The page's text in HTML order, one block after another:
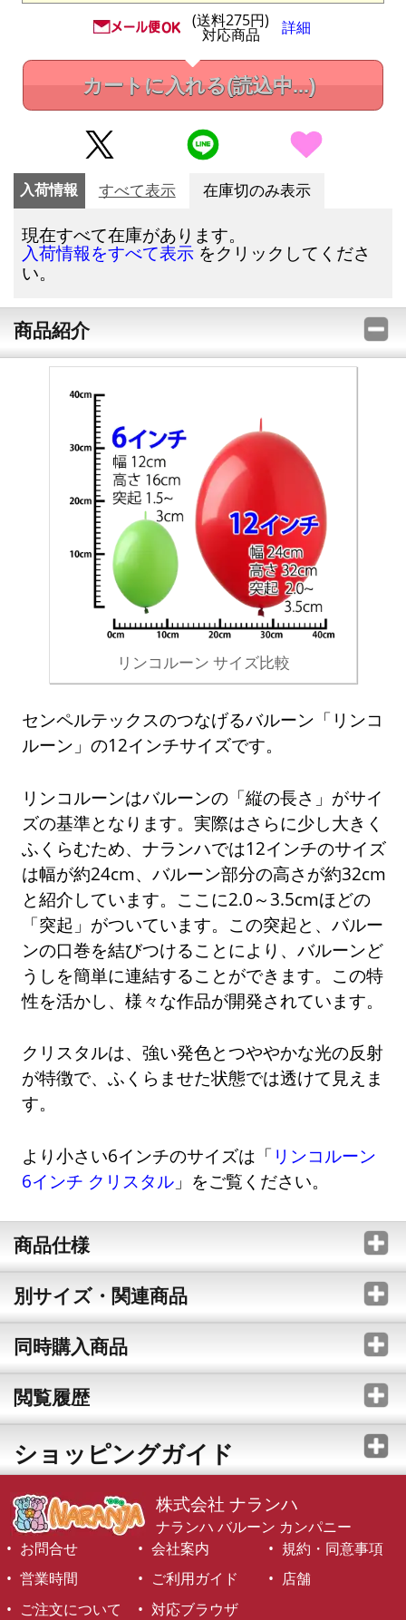
(送料275円)
対応商品 詳細
カートに入れる(読込中...)
入荷情報 すべて表示 在庫切のみ表示
現在すべて在庫があります。
入荷情報をすべて表示 をクリックしてくださ
い。
商品紹介
リンコルーン サイズ比較
センペルテックスのつなげるバルーン「リンコ
ルーン」の12インチサイズです。
リンコルーンはバルーンの「縦の長さ」がサイ
ズの基準となります。実際はさらに少し大きく
ふくらむため、ナランハでは12インチのサイズ
は幅が約24cm、バルーン部分の高さが約32cm
と紹介しています。ここに2.0～3.5cmほどの
「突起」がついています。この突起と、バルー
ンの口巻を結びつけることにより、バルーンど
うしを簡単に連結することができます。この特
性を活かし、様々な作品が開発されています。
クリスタルは、強い発色とつややかな光の反射
が特徴で、ふくらませた状態では透けて見えま
す。
より小さい6インチのサイズは「 リンコルーン
6インチ クリスタル 」をご覧ください。
商品仕様
別サイズ・関連商品
同時購入商品
閲覧履歴
ショッピングガイド
株式会社 ナランハ
ナランハ バルーン カンパニー
お問合せ
会社案内
規約・同意事項
営業時間
ご利用ガイド
店舗
ご注文について
対応ブラウザ